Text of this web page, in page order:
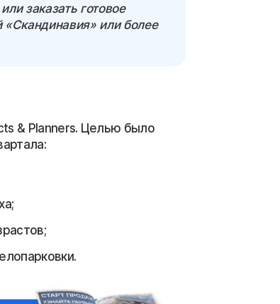
заказать готовое
или более
& Planners. Целью было